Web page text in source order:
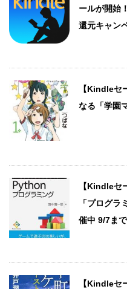
ールが開始
還元キャン
【Kindleセ
なる「学園
【Kindleセ
「プログラ
催中 9/7まで
【Kindleセ